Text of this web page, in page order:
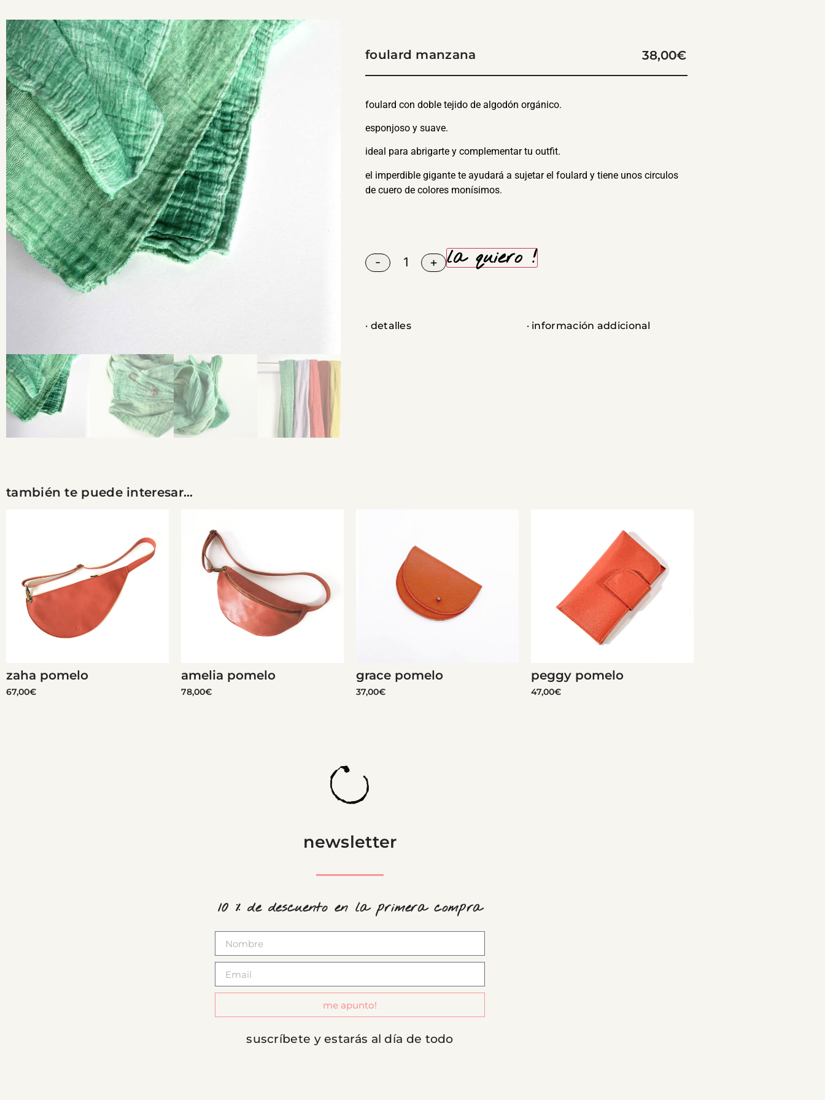
foulard manzana 38,00€
foulard con doble tejido de algodón orgánico.
esponjoso y suave.
ideal para abrigarte y complementar tu outfit.
el imperdible gigante te ayudará a sujetar el foulard y tiene unos circulos
de cuero de colores monísimos.
- + la quiero !
· detalles · información addicional
también te puede interesar...
zaha pomelo
67,00€
amelia pomelo
78,00€
grace pomelo
37,00€
peggy pomelo
47,00€
newsletter
10 % de descuento en la primera compra
me apunto!
suscríbete y estarás al día de todo